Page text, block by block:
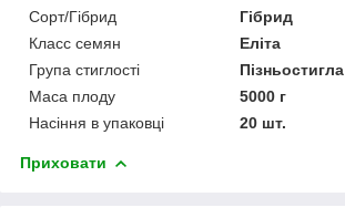
Сорт/Гібрид
Гібрид
Класс семян
Еліта
Група стиглості
Пізньостигла
Маса плоду
5000 г
Насіння в упаковці
20 шт.
Приховати